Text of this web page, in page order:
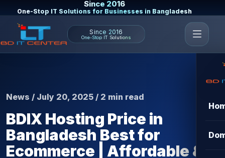
Since 2016
One-Stop IT Solutions for Businesses in Bangladesh
Since 2016
One-Stop IT Solutions
News / July 20, 2025 / 2 min read
BDIX Hosting Price in
Bangladesh Best for
Ecommerce | Affordable &